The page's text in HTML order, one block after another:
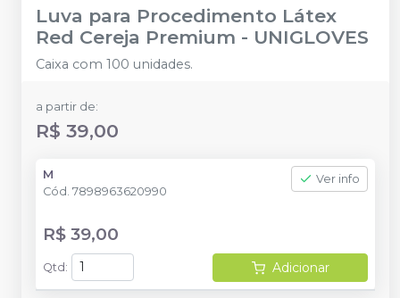
Luva para Procedimento Látex
Red Cereja Premium - UNIGLOVES
Caixa com 100 unidades.
a partir de:
R$ 39,00
M
Cód. 7898963620990
Ver info
R$ 39,00
Qtd : Adicionar